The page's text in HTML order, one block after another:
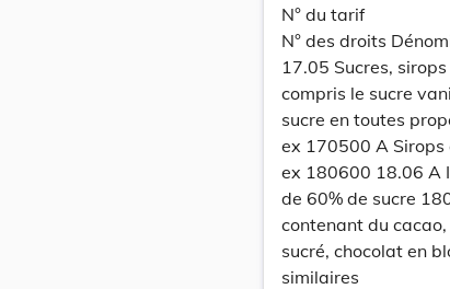
N° du tarif
N° des droits
17.05 Sucres,
compris le sucre
sucre en toutes
ex 170500 A
ex 180600 18.06 A
de 60% de sucre
contenant du
sucré, chocolat en
similaires